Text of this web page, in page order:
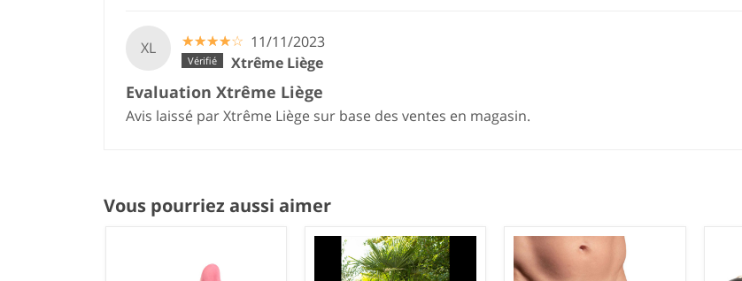
XL ☆☆☆☆☆
★★★★★ 11/11/2023
Xtrême Liège
Evaluation Xtrême Liège
Avis laissé par Xtrême Liège sur base des ventes en magasin.
Vous pourriez aussi aimer